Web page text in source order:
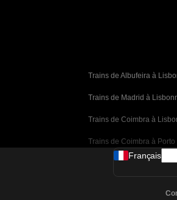
Trains de Albufeira à
Trains de Madrid à
Trains de Coimbra à
Trains de Coimbra à Porto
Trains de Valence à
Français